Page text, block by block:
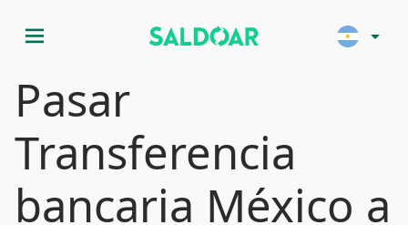
menu arrow_drop_down
Pasar
Transferencia
bancaria México a